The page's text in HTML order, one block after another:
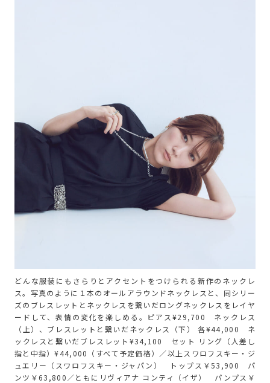
どんな服装にもさらりとアクセントをつけられる新作のネックレ
ス。写真のように１本のオールアラウンドネックレスと、同シリー
ズのブレスレットとネックレスを繋いだロングネックレスをレイヤ
ードして、表情の変化を楽しめる。ピアス¥29,700 ネックレス
（上）、ブレスレットと繋いだネックレス（下） 各¥44,000 ネ
ックレスと繋いだブレスレット¥34,100 セット リング（人差し
指と中指）¥44,000（すべて予定価格）／以上スワロフスキー・ジ
ュエリー（スワロフスキー・ジャパン） トップス￥53,900 パ
ンツ￥63,800／ともにリヴィアナ コンティ（イザ） パンプス￥